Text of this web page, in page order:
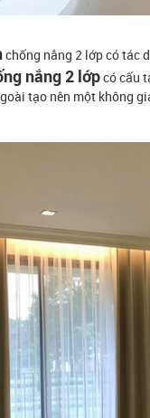
chống nắng 2 lớp có tác
nắng 2 lớpcó cấu
tạo nên một không